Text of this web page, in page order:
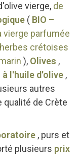
vierge, de
( BIO –
vierge parfumée
herbes crétoises
), Olives ,
à l'huile d'olive ,
autres
de Crète
, purs et
plusieurs prix